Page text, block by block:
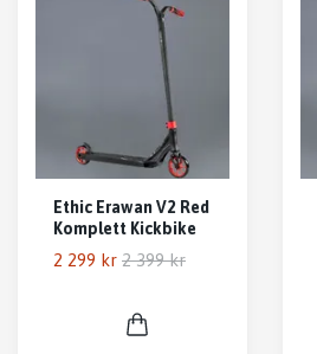
Ethic Erawan V2 Red
Komplett Kickbike
2 299 kr 2 399 kr